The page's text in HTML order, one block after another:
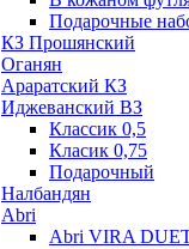
Подарочные
КЗ Прошянский
Оганян
Араратский КЗ
Иджеванский ВЗ
Классик 0,5
Класик 0,75
Подарочный
Налбандян
Abri
Abri VIRA